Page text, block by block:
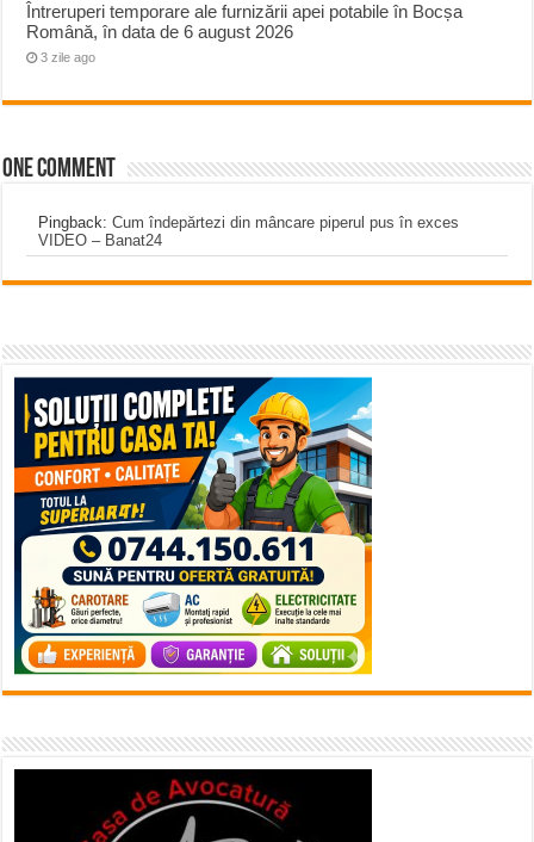
Întreruperi temporare ale furnizării apei potabile în Bocșa
Română, în data de 6 august 2026
3 zile ago
One comment
Pingback:Cum îndepărtezi din mâncare piperul pus în exces
VIDEO – Banat24